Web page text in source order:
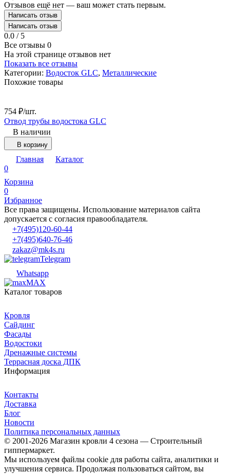
Отзывов ещё нет — ваш может стать первым.
Написать отзыв
Написать отзыв
0.0 / 5
Все отзывы 0
На этой странице отзывов нет
Показать все отзывы
Категории: Водосток GLC, Металлические
Похожие товары
754 ₽/шт.
Отвод трубы водостока GLC
В наличии
В корзину
Главная
Каталог
0
Корзина
0
Избранное
Все права защищены. Использование материалов сайта
допускается с согласия правообладателя.
+7(495)120-60-44
+7(495)640-76-46
zakaz@mk4s.ru
Telegram
Whatsapp
MAX
Каталог товаров
Кровля
Сайдинг
Фасады
Водостоки
Дренажные системы
Террасная доска ДПК
Информация
Контакты
Доставка
Блог
Новости
Политика персональных данных
© 2001-2026 Магазин кровли 4 сезона — Строительный
гиппермаркет.
Мы используем файлы cookie для работы сайта, аналитики и
улучшения сервиса. Продолжая пользоваться сайтом, вы